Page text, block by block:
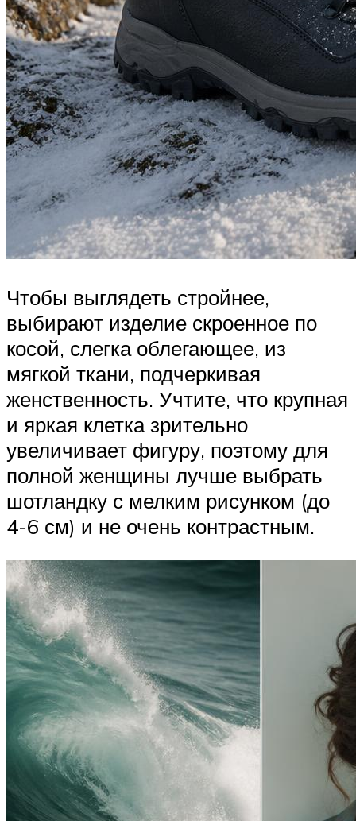
Чтобы выглядеть стройнее,
выбирают изделие скроенное по
косой, слегка облегающее, из
мягкой ткани, подчеркивая
женственность. Учтите, что крупная
и яркая клетка зрительно
увеличивает фигуру, поэтому для
полной женщины лучше выбрать
шотландку с мелким рисунком (до
4-6 см) и не очень контрастным.